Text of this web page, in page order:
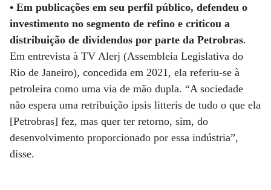
• Em publicações em seu perfil público, defendeu o
investimento no segmento de refino e criticou a
distribuição de dividendos por parte da Petrobras.
Em entrevista à TV Alerj (Assembleia Legislativa do
Rio de Janeiro), concedida em 2021, ela referiu-se à
petroleira como uma via de mão dupla. “A sociedade
não espera uma retribuição ipsis litteris de tudo o que ela
[Petrobras] fez, mas quer ter retorno, sim, do
desenvolvimento proporcionado por essa indústria”,
disse.